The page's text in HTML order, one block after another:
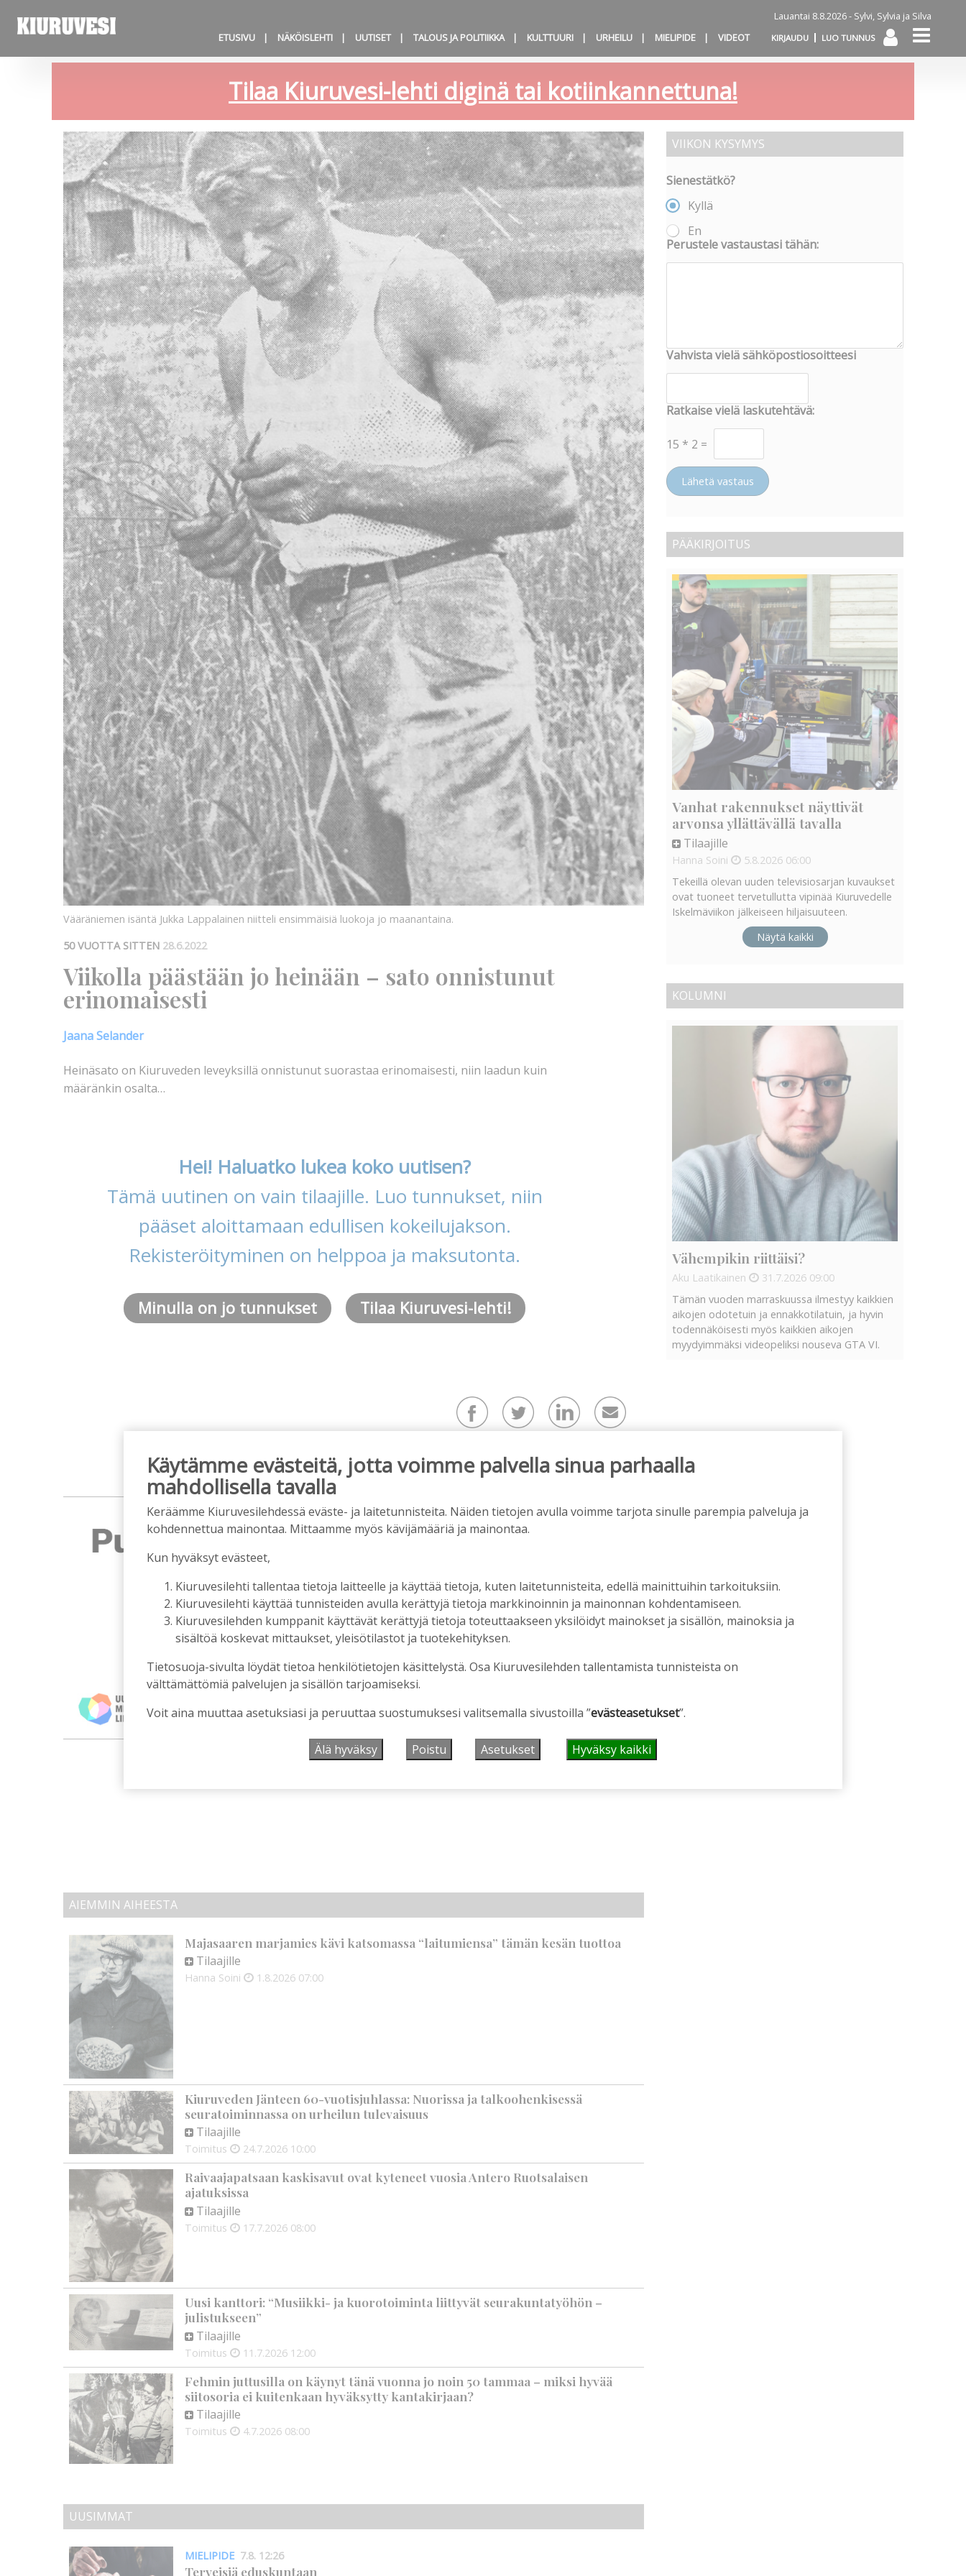
Lauantai 8.8.2026 - Sylvi, Sylvia ja Silva
ETUSIVU
NÄKÖISLEHTI UUTISET TALOUS JA POLITIIKKA KULTTUURI URHEILU MIELIPIDE VIDEOT KIRJAUDU LUO TUNNUS
Tilaa Kiuruvesi-lehti diginä tai kotiinkannettuna!
Vääräniemen isäntä Jukka Lappalainen niitteli ensimmäisiä luokoja jo maanantaina.
50 VUOTTA SITTEN 28.6.2022
Viikolla päästään jo heinään – sato onnistunut
erinomaisesti
Jaana Selander
Heinäsato on Kiuruveden leveyksillä onnistunut suorastaa erinomaisesti, niin laadun kuin
määränkin osalta…
Hei! Haluatko lukea koko uutisen?
Tämä uutinen on vain tilaajille. Luo tunnukset, niin
pääset aloittamaan edullisen kokeilujakson.
Rekisteröityminen on helppoa ja maksutonta.
Minulla on jo tunnukset Tilaa Kiuruvesi-lehti!
mainos alkaa
mainos päättyy
AIEMMIN AIHEESTA
Majasaaren marjamies kävi katsomassa “laitumiensa” tämän kesän tuottoa
Tilaajille
Hanna Soini 1.8.2026 07:00
Kiuruveden Jänteen 60-vuotisjuhlassa: Nuorissa ja talkoohenkisessä
seuratoiminnassa on urheilun tulevaisuus
Tilaajille
Toimitus 24.7.2026 10:00
Raivaajapatsaan kaskisavut ovat kyteneet vuosia Antero Ruotsalaisen
ajatuksissa
Tilaajille
Toimitus 17.7.2026 08:00
Uusi kanttori: “Musiikki- ja kuorotoiminta liittyvät seurakuntatyöhön –
julistukseen”
Tilaajille
Toimitus 11.7.2026 12:00
Fehmin juttusilla on käynyt tänä vuonna jo noin 50 tammaa – miksi hyvää
siitosoria ei kuitenkaan hyväksytty kantakirjaan?
Tilaajille
Toimitus 4.7.2026 08:00
UUSIMMAT
MIELIPIDE 7.8. 12:26
Terveisiä eduskuntaan
VIIKON KYSYMYS
Sienestätkö?
Kyllä
En
Perustele vastaustasi tähän:
Vahvista vielä sähköpostiosoitteesi
Ratkaise vielä laskutehtävä:
15 * 2 =
Lähetä vastaus
PÄÄKIRJOITUS
Vanhat rakennukset näyttivät
arvonsa yllättävällä tavalla
Tilaajille
Hanna Soini 5.8.2026 06:00
Tekeillä olevan uuden televisiosarjan kuvaukset
ovat tuoneet tervetullutta vipinää Kiuruvedelle
Iskelmäviikon jälkeiseen hiljaisuuteen.
Näytä kaikki
KOLUMNI
Vähempikin riittäisi?
Aku Laatikainen 31.7.2026 09:00
Tämän vuoden marraskuussa ilmestyy kaikkien
aikojen odotetuin ja ennakkotilatuin, ja hyvin
todennäköisesti myös kaikkien aikojen
myydyimmäksi videopeliksi nouseva GTA VI.
Käytämme evästeitä, jotta voimme palvella sinua parhaalla
mahdollisella tavalla
Keräämme Kiuruvesilehdessä eväste- ja laitetunnisteita. Näiden tietojen avulla voimme tarjota sinulle parempia palveluja ja
kohdennettua mainontaa. Mittaamme myös kävijämääriä ja mainontaa.
Kun hyväksyt evästeet,
Kiuruvesilehti tallentaa tietoja laitteelle ja käyttää tietoja, kuten laitetunnisteita, edellä mainittuihin tarkoituksiin.
Kiuruvesilehti käyttää tunnisteiden avulla kerättyjä tietoja markkinoinnin ja mainonnan kohdentamiseen.
Kiuruvesilehden kumppanit käyttävät kerättyjä tietoja toteuttaakseen yksilöidyt mainokset ja sisällön, mainoksia ja
sisältöä koskevat mittaukset, yleisötilastot ja tuotekehityksen.
Tietosuoja-sivulta löydät tietoa henkilötietojen käsittelystä. Osa Kiuruvesilehden tallentamista tunnisteista on
välttämättömiä palvelujen ja sisällön tarjoamiseksi.
Voit aina muuttaa asetuksiasi ja peruuttaa suostumuksesi valitsemalla sivustoilla ”evästeasetukset”.
Älä hyväksy Poistu Asetukset Hyväksy kaikki